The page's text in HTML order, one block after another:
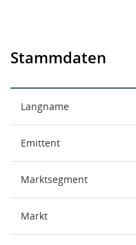
Stammdaten
Langname
Emittent
Marktsegment
Markt